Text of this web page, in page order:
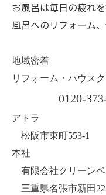
お風呂は毎日の疲れ
風呂へのリフォーム
地域密着
リフォーム・ハウス
0120-
アトラ
松阪市東町553-1
本社
有限会社クリーン
三重県名張市新田